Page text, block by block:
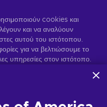
για παιχνίδια
Γραφτείτε συνδρομητής
στιγμή. Επισκεφθείτε την
πληροφορίες.
cookies και
και να αναλύουν
αυτού του ιστότοπου.
για να βελτιώσουμε το
υπηρεσίες στον ιστότοπο.
διαφημίσεων.
και τους συνεργάτες